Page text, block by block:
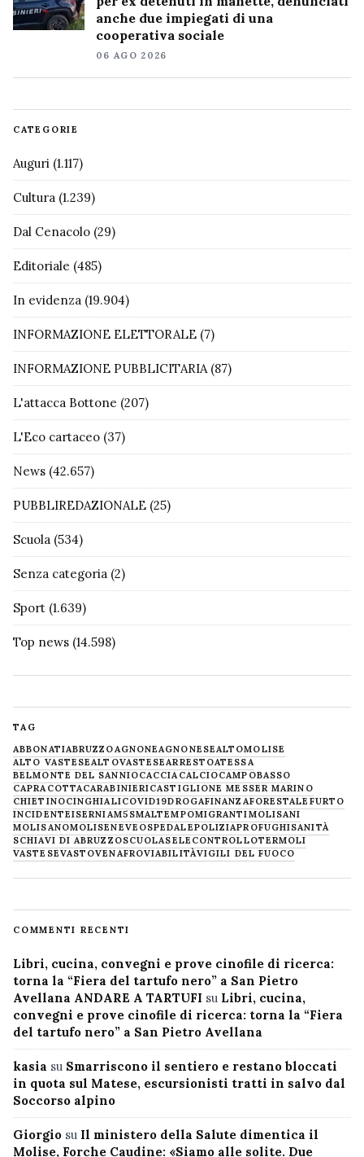
anche due impiegati di una
cooperativa sociale
06 AGO 2026
CATEGORIE
Auguri (1.117)
Cultura (1.239)
Dal Cenacolo (29)
Editoriale (485)
In evidenza (19.904)
INFORMAZIONE ELETTORALE (7)
INFORMAZIONE PUBBLICITARIA(87)
L'attacca Bottone (207)
L'Eco cartaceo (37)
News (42.657)
PUBBLIREDAZIONALE (25)
Scuola (534)
Senza categoria (2)
Sport (1.639)
Top news (14.598)
TAG
ABBONATIABRUZZOAGNONEAGNONESEALTOMOLISE
ALTO VASTESEALTOVASTESEARRESTOATESSA
BELMONTE DEL SANNIOCACCIACALCIOCAMPOBASSO
CAPRACOTTACARABINIERICASTIGLIONE MESSER MARINO
CHIETINOCINGHIALICOVID19DROGAFINANZAFORESTALE FURTO
INCIDENTEISERNIAM5SMALTEMPOMIGRANTIMOLISANI
MOLISANOMOLISENEVE OSPEDALEPOLIZIAPROFUGHISANITÀ
SCHIAVI DI ABRUZZOSCUOLASELECONTROLLOTERMOLI
VASTESEVASTOVENAFROVIABILITÀVIGILI DEL FUOCO
COMMENTI RECENTI
Libri, cucina, convegni e prove cinofile di ricerca:
torna la “Fiera del tartufo nero” a San Pietro
Avellana ANDARE A TARTUFI su Libri, cucina,
convegni e prove cinofile di ricerca: torna la “Fiera
del tartufo nero” a San Pietro Avellana
kasia su Smarriscono il sentiero e restano bloccati
in quota sul Matese, escursionisti tratti in salvo dal
Soccorso alpino
Giorgio su Il ministero della Salute dimentica il
Molise, Forche Caudine: «Siamo alle solite. Due